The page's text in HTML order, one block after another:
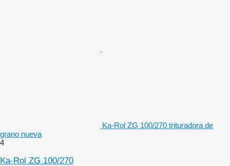
Ka-Rol ZG 100/270 trituradora de
grano nueva
4
Ka-Rol ZG 100/270